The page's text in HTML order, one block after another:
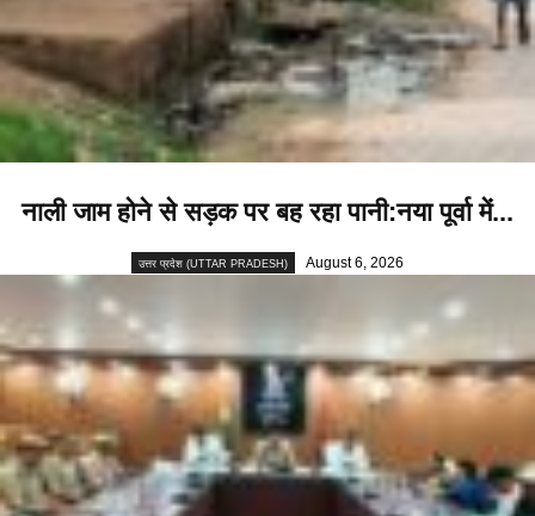
नाली जाम होने से सड़क पर बह रहा पानी:नया पूर्वा में...
उत्तर प्रदेश (UTTAR PRADESH) August 6, 2026